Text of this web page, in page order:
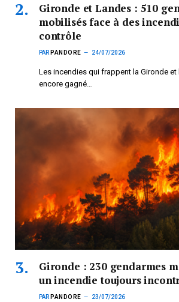
Gironde et Landes : 510
mobilisés face à des
contrôle
PAR PANDORE 24/07/2026
Les incendies qui frappent la Gironde
encore gagné…
Gironde : 230 gendarmes
un incendie toujours
PAR PANDORE 23/07/2026